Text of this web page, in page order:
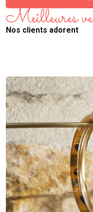
Meilleures
Nos clients adorent